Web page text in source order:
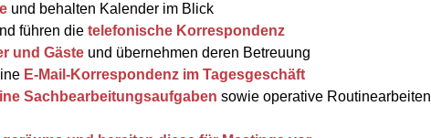
und behalten Kalender im Blick
führen die telefonische Korrespondenz
und Gäste und übernehmen deren Betreuung
E-Mail-Korrespondenz im Tagesgeschäft
Sachbearbeitungsaufgaben sowie operative Routinearbeiten